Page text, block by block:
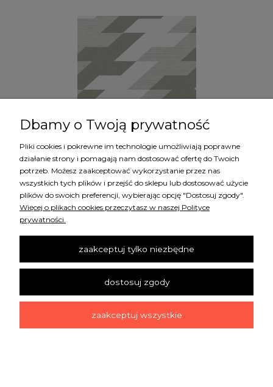
48544 TAPETA ARTE CANTALA
217,00 zł
Dbamy o Twoją prywatność
Pliki cookies i pokrewne im technologie umożliwiają poprawne
działanie strony i pomagają nam dostosować ofertę do Twoich
potrzeb. Możesz zaakceptować wykorzystanie przez nas
wszystkich tych plików i przejść do sklepu lub dostosować użycie
plików do swoich preferencji, wybierając opcję "Dostosuj zgody".
Więcej o plikach cookies przeczytasz w naszej Polityce
prywatności.
zaakceptuj tylko niezbędne
dostosuj zgody
zaakceptuj wszystkie